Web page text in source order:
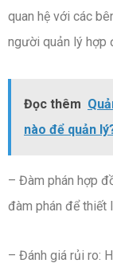
quan hệ với các
người quản lý hợp
Đọc thêm
nào để quản
– Đàm phán hợp
đàm phán để thiết
– Đánh giá rủi ro: